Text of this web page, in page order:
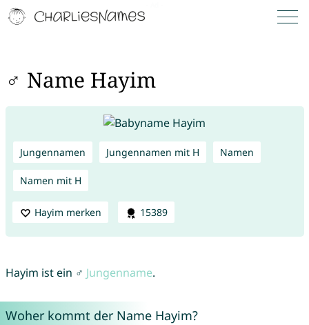
♂ Name Hayim
Jungennamen Jungennamen mit H Namen
Namen mit H
Hayim merken 15389
Hayim ist ein ♂ Jungenname.
Woher kommt der Name Hayim?